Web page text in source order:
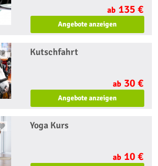
ab 135 €
Angebote anzeigen
Kutschfahrt
ab 30 €
Angebote anzeigen
Yoga Kurs
ab 10 €